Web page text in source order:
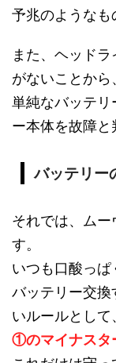
予兆のようなも
また、ヘッド
がないことから
単純なバッテリ
ー本体を故障と
バッテリー
それでは、ムー
す。
いつも口酸っぱ
バッテリー交換
いルールとして
①のマイナスタ